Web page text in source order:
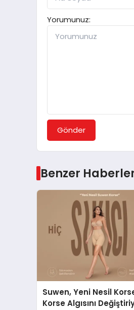
Yorumunuz:
Gönder
Benzer
Suwen, Yeni Nesil
Korse Algısını